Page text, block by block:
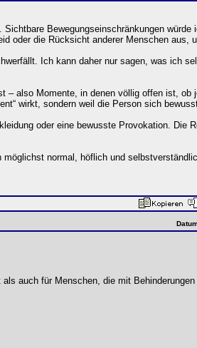
Bewegungseinschränkungen würde
oder die Rücksicht anderer Menschen aus,
Ich kann daher nur sagen, was ich
– also Momente, in denen völlig offen ist, ob
wirkt, sondern weil die Person sich
oder eine bewusste Provokation. Die
normal, höflich und
auch für Menschen, die mit